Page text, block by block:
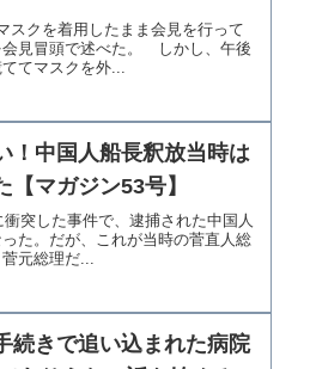
スクを着用したまま会見を行って
会見冒頭で述べた。 しかし、午後
てマスクを外...
！中国人船長釈放当時は
マガジン53号】
突した事件で、逮捕された中国人
た。だが、これが当時の菅直人総
元総理だ...
続きで追い込まれた病院